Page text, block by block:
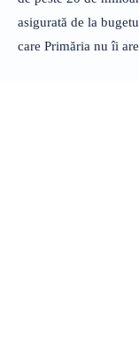
asigurată de la
care Primăria nu îi